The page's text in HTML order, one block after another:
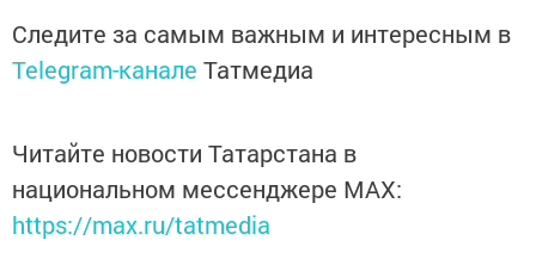
Следите за самым важным и интересным в
Telegram-канале Татмедиа
Читайте новости Татарстана в
национальном мессенджере MАХ:
https://max.ru/tatmedia